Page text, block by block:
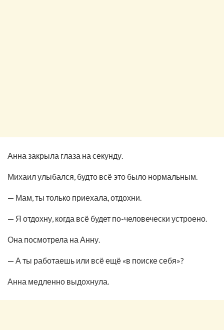
Анна закрыла глаза на секунду.
Михаил улыбался, будто всё это было нормальным.
— Мам, ты только приехала, отдохни.
— Я отдохну, когда всё будет по-человечески устроено.
Она посмотрела на Анну.
— А ты работаешь или всё ещё «в поиске себя»?
Анна медленно выдохнула.